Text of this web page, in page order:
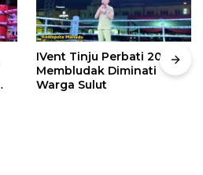
IVent Tinju Perbati 2026
Membludak Diminati
Warga Sulut